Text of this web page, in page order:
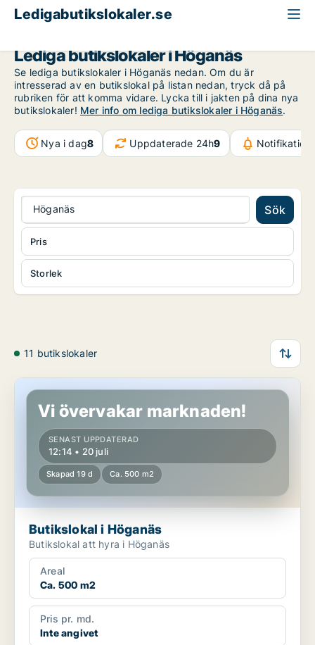
Ledigabutikslokaler.se
Lediga butikslokaler i Höganäs
Se lediga butikslokaler i Höganäs nedan. Om du är
intresserad av en butikslokal på listan nedan, tryck då på
rubriken för att komma vidare. Lycka till i jakten på dina nya
butikslokaler! Mer info om lediga butikslokaler i Höganäs.
Nya i dag8 Uppdaterade 24h9
Höganäs Sök
Storlek
Pris
11 butikslokaler
Butikslokal i Höganäs
Vi övervakar marknaden!
SENAST UPPDATERAD
12:14 • 20 juli
Skapad 19 d Ca. 500 m2
Butikslokal i Höganäs
Butikslokal att hyra i Höganäs
Areal
Ca. 500 m2
Pris pr. md.
Inte angivet